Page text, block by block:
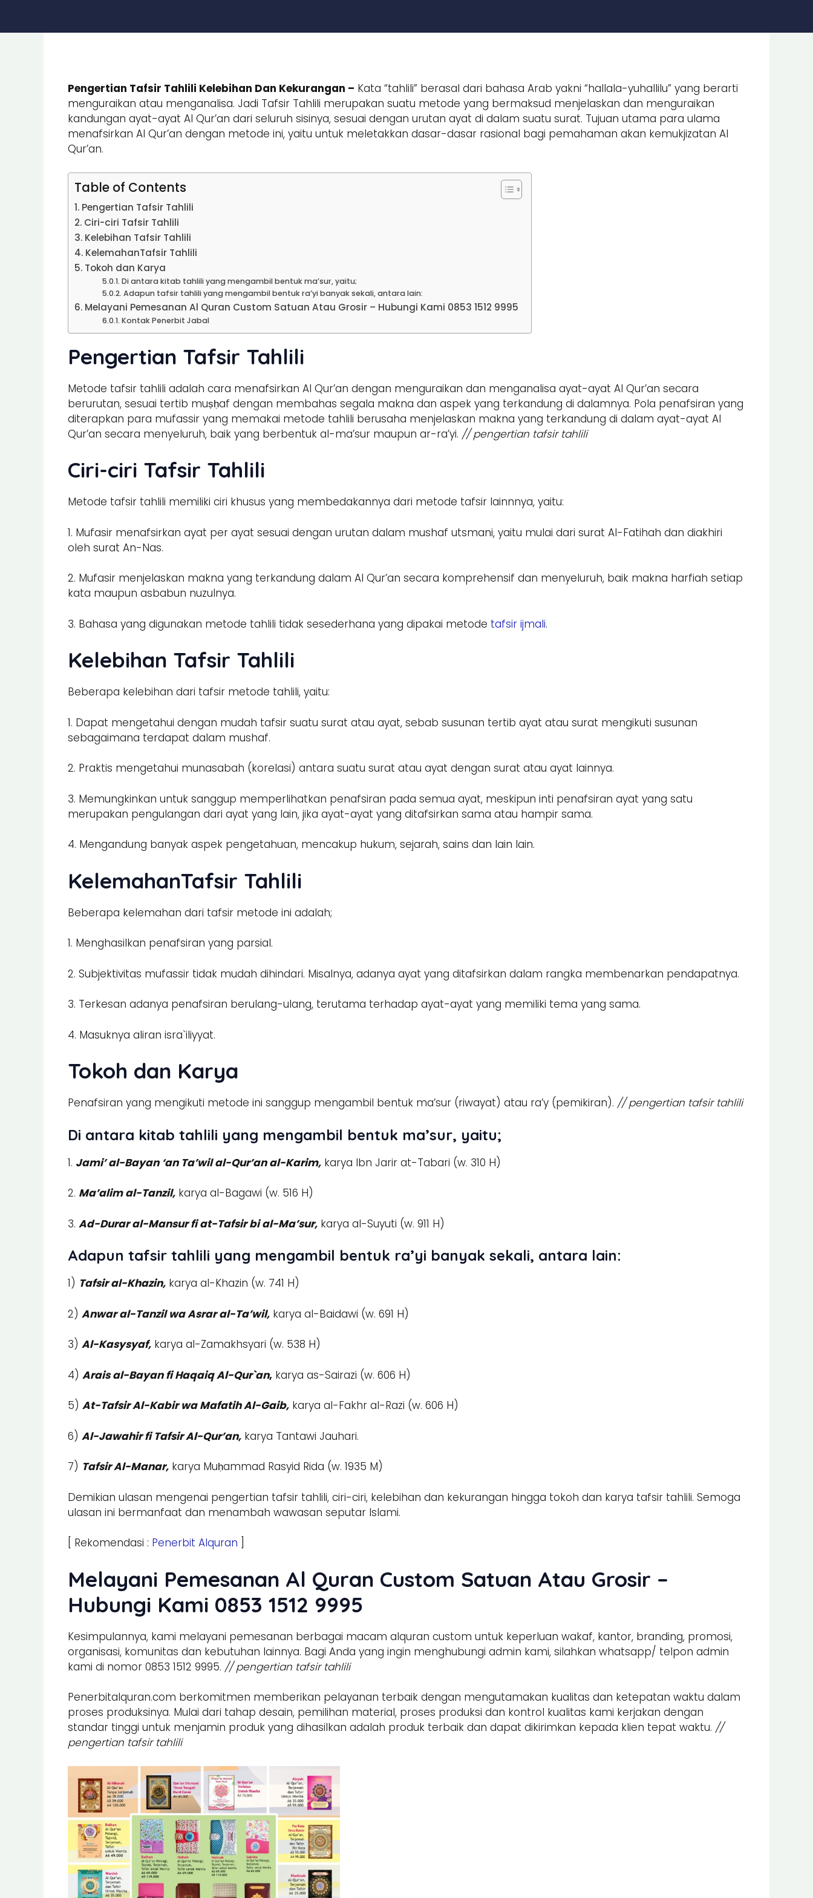
Pengertian Tafsir Tahlili Kelebihan Dan Kekurangan – Kata “tahlili” berasal dari bahasa Arab yakni “hallala-yuhallilu” yang berarti
menguraikan atau menganalisa. Jadi Tafsir Tahlili merupakan suatu metode yang bermaksud menjelaskan dan menguraikan
kandungan ayat-ayat Al Qur’an dari seluruh sisinya, sesuai dengan urutan ayat di dalam suatu surat. Tujuan utama para ulama
menafsirkan Al Qur’an dengan metode ini, yaitu untuk meletakkan dasar-dasar rasional bagi pemahaman akan kemukjizatan Al
Qur’an.
Table of Contents
Pengertian Tafsir Tahlili
Ciri-ciri Tafsir Tahlili
Kelebihan Tafsir Tahlili
KelemahanTafsir Tahlili
Tokoh dan Karya
Di antara kitab tahlili yang mengambil bentuk ma’sur, yaitu;
Adapun tafsir tahlili yang mengambil bentuk ra’yi banyak sekali, antara lain:
Melayani Pemesanan Al Quran Custom Satuan Atau Grosir – Hubungi Kami 0853 1512 9995
Kontak Penerbit Jabal
Pengertian Tafsir Tahlili
Metode tafsir tahlili adalah cara menafsirkan Al Qur’an dengan menguraikan dan menganalisa ayat-ayat Al Qur’an secara
berurutan, sesuai tertib muṣḥaf dengan membahas segala makna dan aspek yang terkandung di dalamnya. Pola penafsiran yang
diterapkan para mufassir yang memakai metode tahlili berusaha menjelaskan makna yang terkandung di dalam ayat-ayat Al
Qur’an secara menyeluruh, baik yang berbentuk al-ma’sur maupun ar-ra’yi. // pengertian tafsir tahlili
Ciri-ciri Tafsir Tahlili
Metode tafsir tahlili memiliki ciri khusus yang membedakannya dari metode tafsir lainnnya, yaitu:
1. Mufasir menafsirkan ayat per ayat sesuai dengan urutan dalam mushaf utsmani, yaitu mulai dari surat Al-Fatihah dan diakhiri
oleh surat An-Nas.
2. Mufasir menjelaskan makna yang terkandung dalam Al Qur’an secara komprehensif dan menyeluruh, baik makna harfiah setiap
kata maupun asbabun nuzulnya.
3. Bahasa yang digunakan metode tahlili tidak sesederhana yang dipakai metode tafsir ijmali.
Kelebihan Tafsir Tahlili
Beberapa kelebihan dari tafsir metode tahlili, yaitu:
1. Dapat mengetahui dengan mudah tafsir suatu surat atau ayat, sebab susunan tertib ayat atau surat mengikuti susunan
sebagaimana terdapat dalam mushaf.
2. Praktis mengetahui munasabah (korelasi) antara suatu surat atau ayat dengan surat atau ayat lainnya.
3. Memungkinkan untuk sanggup memperlihatkan penafsiran pada semua ayat, meskipun inti penafsiran ayat yang satu
merupakan pengulangan dari ayat yang lain, jika ayat-ayat yang ditafsirkan sama atau hampir sama.
4. Mengandung banyak aspek pengetahuan, mencakup hukum, sejarah, sains dan lain lain.
KelemahanTafsir Tahlili
Beberapa kelemahan dari tafsir metode ini adalah;
1. Menghasilkan penafsiran yang parsial.
2. Subjektivitas mufassir tidak mudah dihindari. Misalnya, adanya ayat yang ditafsirkan dalam rangka membenarkan pendapatnya.
3. Terkesan adanya penafsiran berulang-ulang, terutama terhadap ayat-ayat yang memiliki tema yang sama.
4. Masuknya aliran isra`iliyyat.
Tokoh dan Karya
Penafsiran yang mengikuti metode ini sanggup mengambil bentuk ma’sur (riwayat) atau ra’y (pemikiran). // pengertian tafsir tahlili
Di antara kitab tahlili yang mengambil bentuk ma’sur, yaitu;
1. Jami’ al-Bayan ‘an Ta’wil al-Qur’an al-Karim, karya Ibn Jarir at-Tabari (w. 310 H)
2. Ma’alim al-Tanzil, karya al-Bagawi (w. 516 H)
3. Ad-Durar al-Mansur fi at-Tafsir bi al-Ma’sur, karya al-Suyuti (w. 911 H)
Adapun tafsir tahlili yang mengambil bentuk ra’yi banyak sekali, antara lain:
1) Tafsir al-Khazin, karya al-Khazin (w. 741 H)
2) Anwar al-Tanzil wa Asrar al-Ta’wil, karya al-Baidawi (w. 691 H)
3) Al-Kasysyaf, karya al-Zamakhsyari (w. 538 H)
4) Arais al-Bayan fi Haqaiq Al-Qur`an, karya as-Sairazi (w. 606 H)
5) At-Tafsir Al-Kabir wa Mafatih Al-Gaib, karya al-Fakhr al-Razi (w. 606 H)
6) Al-Jawahir fi Tafsir Al-Qur’an, karya Tantawi Jauhari.
7) Tafsir Al-Manar, karya Muḥammad Rasyid Rida (w. 1935 M)
Demikian ulasan mengenai pengertian tafsir tahlili, ciri-ciri, kelebihan dan kekurangan hingga tokoh dan karya tafsir tahlili. Semoga
ulasan ini bermanfaat dan menambah wawasan seputar Islami.
[ Rekomendasi : Penerbit Alquran
Melayani Pemesanan Al Quran Custom Satuan Atau Grosir –
Hubungi Kami 0853 1512 9995
Kesimpulannya, kami melayani pemesanan berbagai macam alquran custom untuk keperluan wakaf, kantor, branding, promosi,
organisasi, komunitas dan kebutuhan lainnya. Bagi Anda yang ingin menghubungi admin kami, silahkan whatsapp/ telpon admin
kami di nomor 0853 1512 9995. // pengertian tafsir tahlili
Penerbitalquran.com berkomitmen memberikan pelayanan terbaik dengan mengutamakan kualitas dan ketepatan waktu dalam
proses produksinya. Mulai dari tahap desain, pemilihan material, proses produksi dan kontrol kualitas kami kerjakan dengan
standar tinggi untuk menjamin produk yang dihasilkan adalah produk terbaik dan dapat dikirimkan kepada klien tepat waktu. //
pengertian tafsir tahlili